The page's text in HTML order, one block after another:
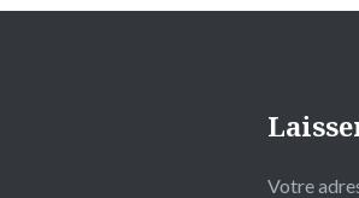
Votre